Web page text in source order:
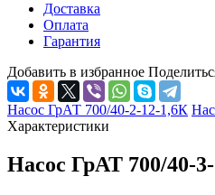
Доставка
Оплата
Гарантия
Добавить в избранное
Насос ГрАТ 700/40-2-12-1,6К
Характеристики
Насос ГрАТ 700/40-